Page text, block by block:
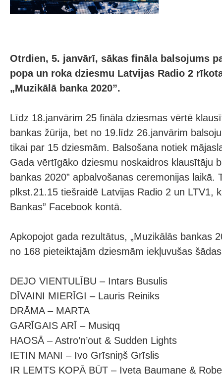
Otrdien, 5. janvārī, sākas fināla balsojums
popa un roka dziesmu Latvijas Radio 2
„Muzikālā banka 2020”.
Līdz 18.janvārim 25 fināla dziesmas vērtē
bankas žūrija, bet no 19.līdz 26.janvārim
tikai par 15 dziesmām. Balsošana notiek
Gada vērtīgāko dziesmu noskaidros klausītāju
bankas 2020” apbalvošanas ceremonijas laikā.
plkst.21.15 tiešraidē Latvijas Radio 2 un LTV1,
Bankas” Facebook kontā.
Apkopojot gada rezultātus, „Muzikālās bankas
no 168 pieteiktajām dziesmām iekļuvušas
DEJO VIENTULĪBU – Intars Busulis
DĪVAINI MIERĪGI – Lauris Reiniks
DRĀMA – MARTA
GARĪGAIS ARĪ – Musiqq
HAOSĀ – Astro’n’out & Sudden Lights
IETIN MANI – Ivo Grīsniņš Grīslis
IR LEMTS KOPĀ BŪT – Iveta Baumane &